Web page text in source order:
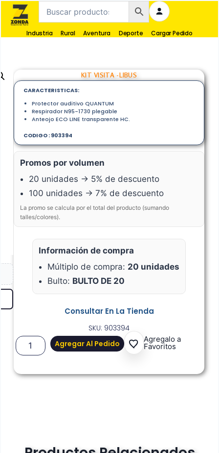
Industria Rural Aventura Deporte Cargar Pedido
KIT VISITA -LIBUS
Consultar En La Tienda
CARACTERISTICAS:
Protector auditivo QUANTUM
Respirador N95-1730 plegable
Anteojo ECO LINE transparente HC.
CODIGO : 903394
SKU: 903394
Agregar Al Pedido
Agregalo a
Favoritos
Promos por volumen
20 unidades → 5% de descuento
100 unidades → 7% de descuento
La promo se calcula por el total del producto (sumando
talles/colores).
Información de compra
Múltiplo de compra: 20 unidades
Bulto: BULTO DE 20